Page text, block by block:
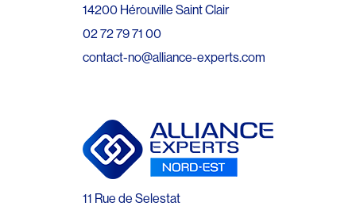
14200 Hérouville Saint Clair
02 72 79 71 00
contact-no@alliance-experts.com
11 Rue de Selestat